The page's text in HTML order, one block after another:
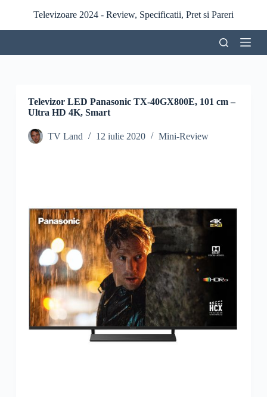
r
l
Televizoare 2024 - Review, Specificatii, Pret si Pareri
Televizor LED Panasonic TX-40GX800E, 101 cm –
Ultra HD 4K, Smart
TV Land 12 iulie 2020 Mini-Review